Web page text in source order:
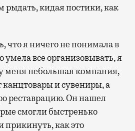
рыдать, кидая постики, как
что я ничего не понимала в
умела все организовывать, я
меня небольшая компания,
канцтовары и сувениры, а
реставрацию. Он нашел
смогли быстренько
прикинуть, как это